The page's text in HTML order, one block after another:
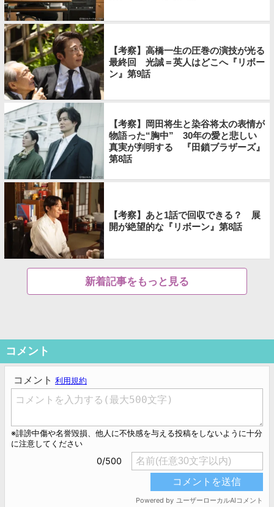
【考察】高橋一生の圧巻の演技が光る
最終回 光誠＝英人はどこへ『リボー
ン』第9話
【考察】岡田将生と染谷将太の表情が
物語った“胸中” 30年の愛と悲しい
真実が判明する 『田鎖ブラザーズ』
第8話
【考察】あと1話で回収できる？ 展
開が絶望的な『リボーン』第8話
新着記事をもっと見る
コメント